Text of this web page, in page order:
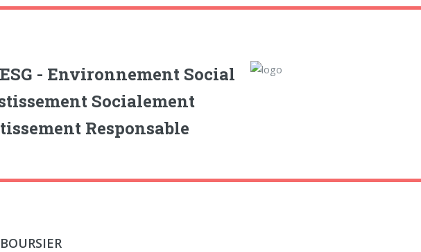
- Environnement Social
Socialement
Responsable